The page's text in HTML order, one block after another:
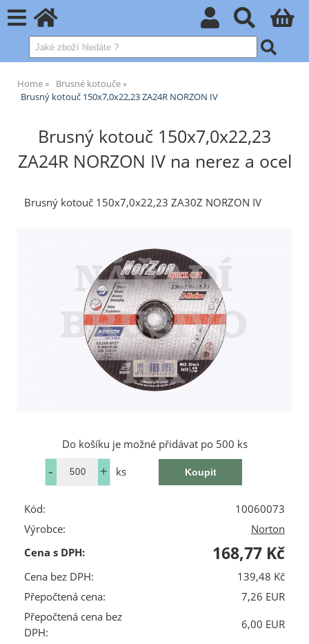
Home
Brusné kotouče
Brusný kotouč 150x7,0x22,23 ZA24R NORZON IV
Brusný kotouč 150x7,0x22,23
ZA24R NORZON IV na nerez a ocel
Brusný kotouč 150x7,0x22,23 ZA30Z NORZON IV
Do košíku je možné přidávat po 500 ks
ks
Kód:
10060073
Výrobce:
Norton
Cena s DPH:
168,77 Kč
Cena bez DPH:
139,48 Kč
Přepočtená cena:
7,26 EUR
Přepočtená cena bez
DPH:
6,00 EUR